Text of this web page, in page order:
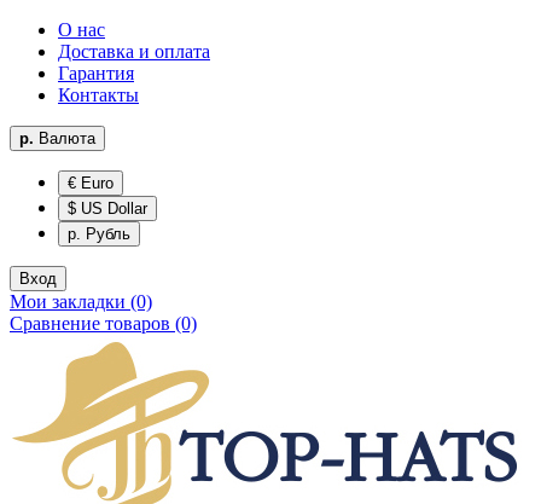
О нас
Доставка и оплата
Гарантия
Контакты
р. Валюта
€ Euro
$ US Dollar
р. Рубль
Вход
Мои закладки (0)
Сравнение товаров (0)